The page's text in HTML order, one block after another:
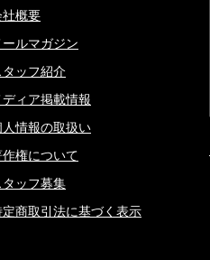
社概要
ールマガジン
タッフ紹介
ディア掲載情報
人情報の取扱い
作権について
タッフ募集
定商取引法に基づく表示